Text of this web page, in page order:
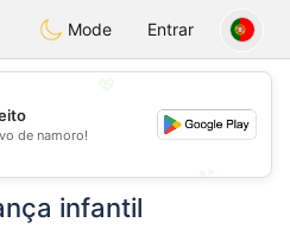
Chat
Mode Entrar
de namoro!
infantil